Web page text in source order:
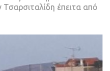
έπειτα από